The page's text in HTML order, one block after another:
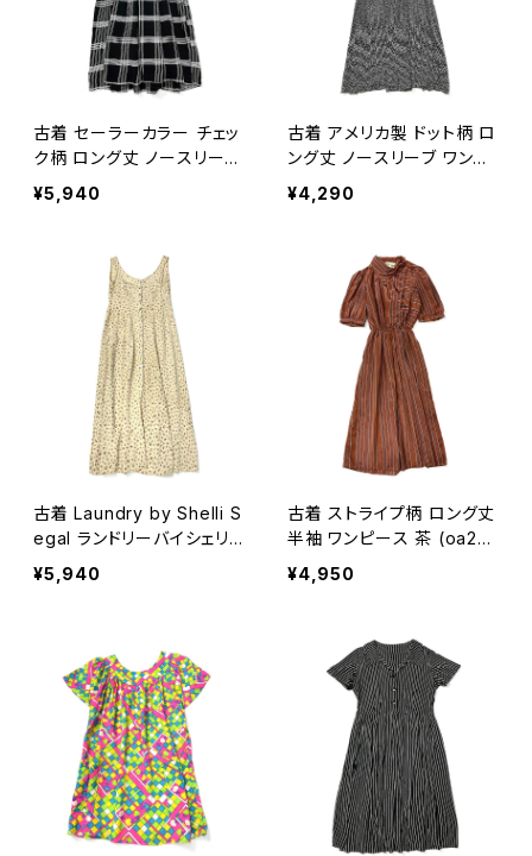
古着 セーラーカラー チェッ
ク柄 ロング丈 ノースリーブ
ワンピース 黒 (oa260705
¥5,940
古着 アメリカ製 ドット柄 ロ
ング丈 ノースリーブ ワンピ
ース 黒 (oa2607055)
¥4,290
古着 Laundry by Shelli S
egal ランドリーバイシェリ
ーシーガル アメリカ製 シェ
ルボタン 前開き 花柄 ロン
¥5,940
古着 ストライプ柄 ロング丈
半袖 ワンピース 茶 (oa26
07065)
¥4,950